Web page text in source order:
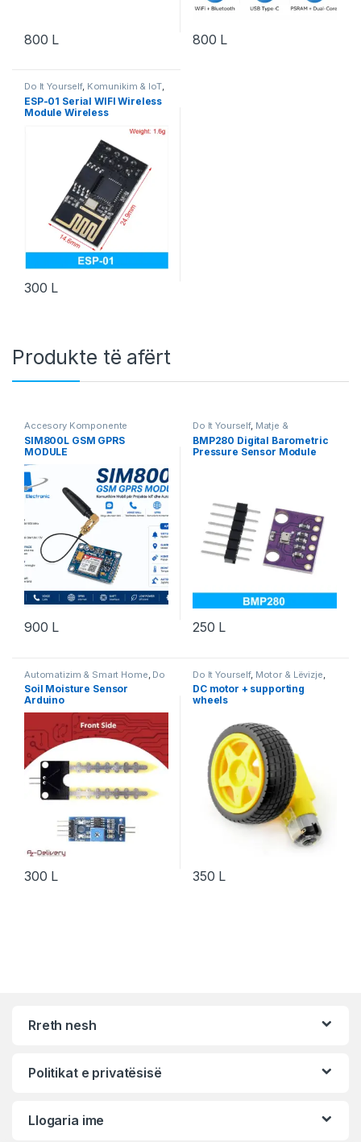
800 L 800 L
Do It Yourself, Komunikim & IoT,
Robotika
ESP-01 Serial WIFI Wireless
Module Wireless
300 L
Produkte të afërt
Accesory Komponente
Elektronik Do It Yourself
Komponente Elektronik
Komunikim & IoT
SIM800L GSM GPRS
MODULE
900 L
Do It Yourself, Matje &
Instrumente,Robotika
BMP280 Digital Barometric
Pressure Sensor Module
250 L
Automatizim & Smart Home Do
It Yourself ,Projekte & Starter Kit
Robotika
Soil Moisture Sensor
Arduino
300 L
Do It Yourself, Motor & Lëvizje
Projekte & Starter Kit ,Robotika
DC motor + supporting
wheels
350 L
Rreth nesh
Politikat e privatësisë
Llogaria ime